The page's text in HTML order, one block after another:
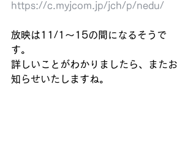
https://c.myjcom.jp/jch/p/nedu/
放映は11/1〜15の間になるそうで
す。
詳しいことがわかりましたら、またお
知らせいたしますね。